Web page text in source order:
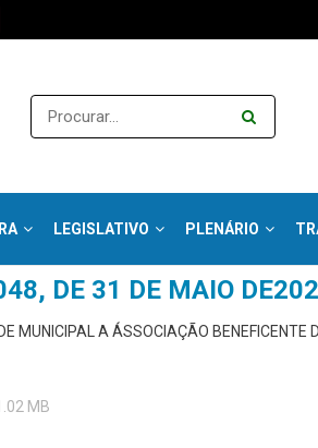
LEGISLATIVO PLENÁRIO
DE 31 DE MAIO
MUNICIPAL A ÁSSOCIAÇÃO
MB